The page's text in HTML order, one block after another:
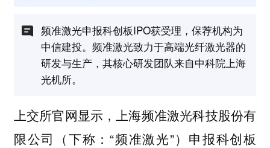
频准激光申报科创板IPO获受理，保荐机构为
中信建投。频准激光致力于高端光纤激光器的
研发与生产，其核心研发团队来自中科院上海
光机所。
上交所官网显示，上海频准激光科技股份有
限公司（下称：“频准激光”）申报科创板